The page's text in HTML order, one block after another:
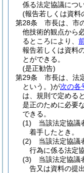
係る法定協議につ
(報告若しくは資料
第28条
市長は、市
他技術的観点から
るところにより、
報告若しくは資料
とができる。
(是正勧告)
第29条
市長は、法
という。)が次の各
は、規則で定める
是正のために必要
できる。
(1)
当該法定協議
着手したとき。
(2)
当該法定協議
行為に係る法定
(3)
当該法定協議
告又は資料の提